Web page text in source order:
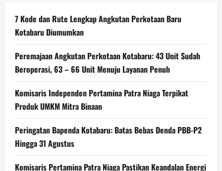
7 Kode dan Rute Lengkap Angkutan Perkotaan Baru
Kotabaru Diumumkan
Peremajaan Angkutan Perkotaan Kotabaru: 43 Unit Sudah
Beroperasi, 63 – 66 Unit Menuju Layanan Penuh
Komisaris Independen Pertamina Patra Niaga Terpikat
Produk UMKM Mitra Binaan
Peringatan Bapenda Kotabaru: Batas Bebas Denda PBB-P2
Hingga 31 Agustus
Komisaris Pertamina Patra Niaga Pastikan Keandalan Energi